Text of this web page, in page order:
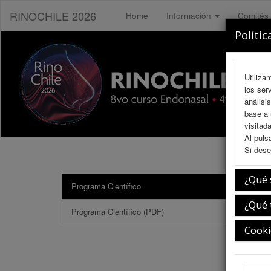
los
base a
Al
Si
¿Qué
RINOCHILE 2026 Home Información Comités
Programa Científico
Programa Científico (PDF)